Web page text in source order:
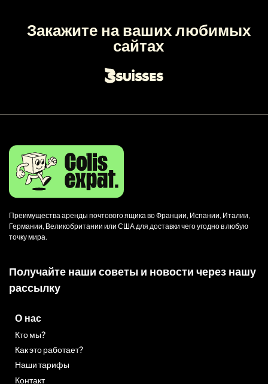
Закажите на ваших любимых
сайтах
Преимущества аренды почтового ящика во Франции, Испании, Италии,
Германии, Великобритании или США для доставки чего угодно в любую
точку мира.
Получайте наши советы и новости через нашу
рассылку
О нас
Кто мы?
Как это работает?
Наши тарифы
Контакт